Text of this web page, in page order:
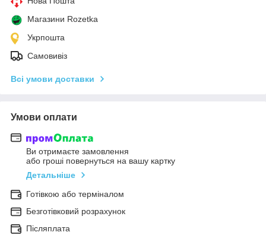
Магазини Rozetka
Укрпошта
Самовивіз
Всі умови доставки
Умови оплати
Ви отримаєте замовлення
або гроші повернуться на вашу картку
Детальніше
Готівкою або терміналом
Безготівковий розрахунок
Післяплата